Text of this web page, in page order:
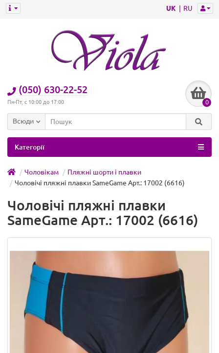
UK RU
(050) 630-22-52
Пн-Пт, с 10:00 до 17:00 0
Всюди
Категорії
Чоловікам
Пляжні шорти і плавки
Чоловічі пляжні плавки SameGame Арт.: 17002 (6616)
Чоловічі пляжні плавки
SameGame Арт.: 17002 (6616)